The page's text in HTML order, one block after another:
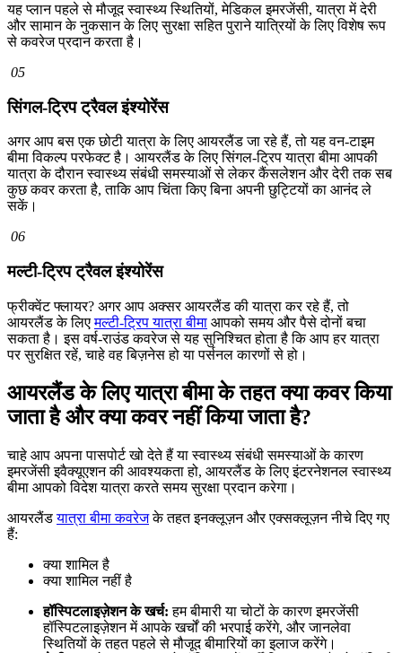
यह प्लान पहले से मौजूद स्वास्थ्य स्थितियों, मेडिकल इमरजेंसी, यात्रा में देरी
और सामान के नुकसान के लिए सुरक्षा सहित पुराने यात्रियों के लिए विशेष रूप
से कवरेज प्रदान करता है।
05
सिंगल-ट्रिप ट्रैवल इंश्योरेंस
अगर आप बस एक छोटी यात्रा के लिए आयरलैंड जा रहे हैं, तो यह वन-टाइम
बीमा विकल्प परफेक्ट है। आयरलैंड के लिए सिंगल-ट्रिप यात्रा बीमा आपकी
यात्रा के दौरान स्वास्थ्य संबंधी समस्याओं से लेकर कैंसलेशन और देरी तक सब
कुछ कवर करता है, ताकि आप चिंता किए बिना अपनी छुट्टियों का आनंद ले
सकें।
06
मल्टी-ट्रिप ट्रैवल इंश्योरेंस
फ्रीक्वेंट फ्लायर? अगर आप अक्सर आयरलैंड की यात्रा कर रहे हैं, तो
आयरलैंड के लिएमल्टी-ट्रिप यात्रा बीमा आपको समय और पैसे दोनों बचा
सकता है। इस वर्ष-राउंड कवरेज से यह सुनिश्चित होता है कि आप हर यात्रा
पर सुरक्षित रहें, चाहे वह बिज़नेस हो या पर्सनल कारणों से हो।
आयरलैंड के लिए यात्रा बीमा के तहत क्या कवर किया
जाता है और क्या कवर नहीं किया जाता है?
चाहे आप अपना पासपोर्ट खो देते हैं या स्वास्थ्य संबंधी समस्याओं के कारण
इमरजेंसी इवैक्यूएशन की आवश्यकता हो, आयरलैंड के लिए इंटरनेशनल स्वास्थ्य
बीमा आपको विदेश यात्रा करते समय सुरक्षा प्रदान करेगा।
आयरलैंडयात्रा बीमा कवरेजके तहत इनक्लूज़न और एक्सक्लूज़न नीचे दिए गए
हैं:
क्या शामिल है
क्या शामिल नहीं है
हॉस्पिटलाइज़ेशन के खर्च: हम बीमारी या चोटों के कारण इमरजेंसी
हॉस्पिटलाइज़ेशन में आपके खर्चों की भरपाई करेंगे, और जानलेवा
स्थितियों के तहत पहले से मौजूद बीमारियों का इलाज करेंगे।